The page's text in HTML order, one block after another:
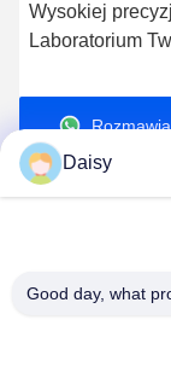
Wysokiej
Laboratorium
Pe Pp Pellet
Line
Nanjing
Daisy
Good day, what